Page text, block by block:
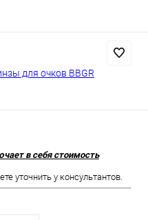
в себя стоимость
уточнить у консультантов.